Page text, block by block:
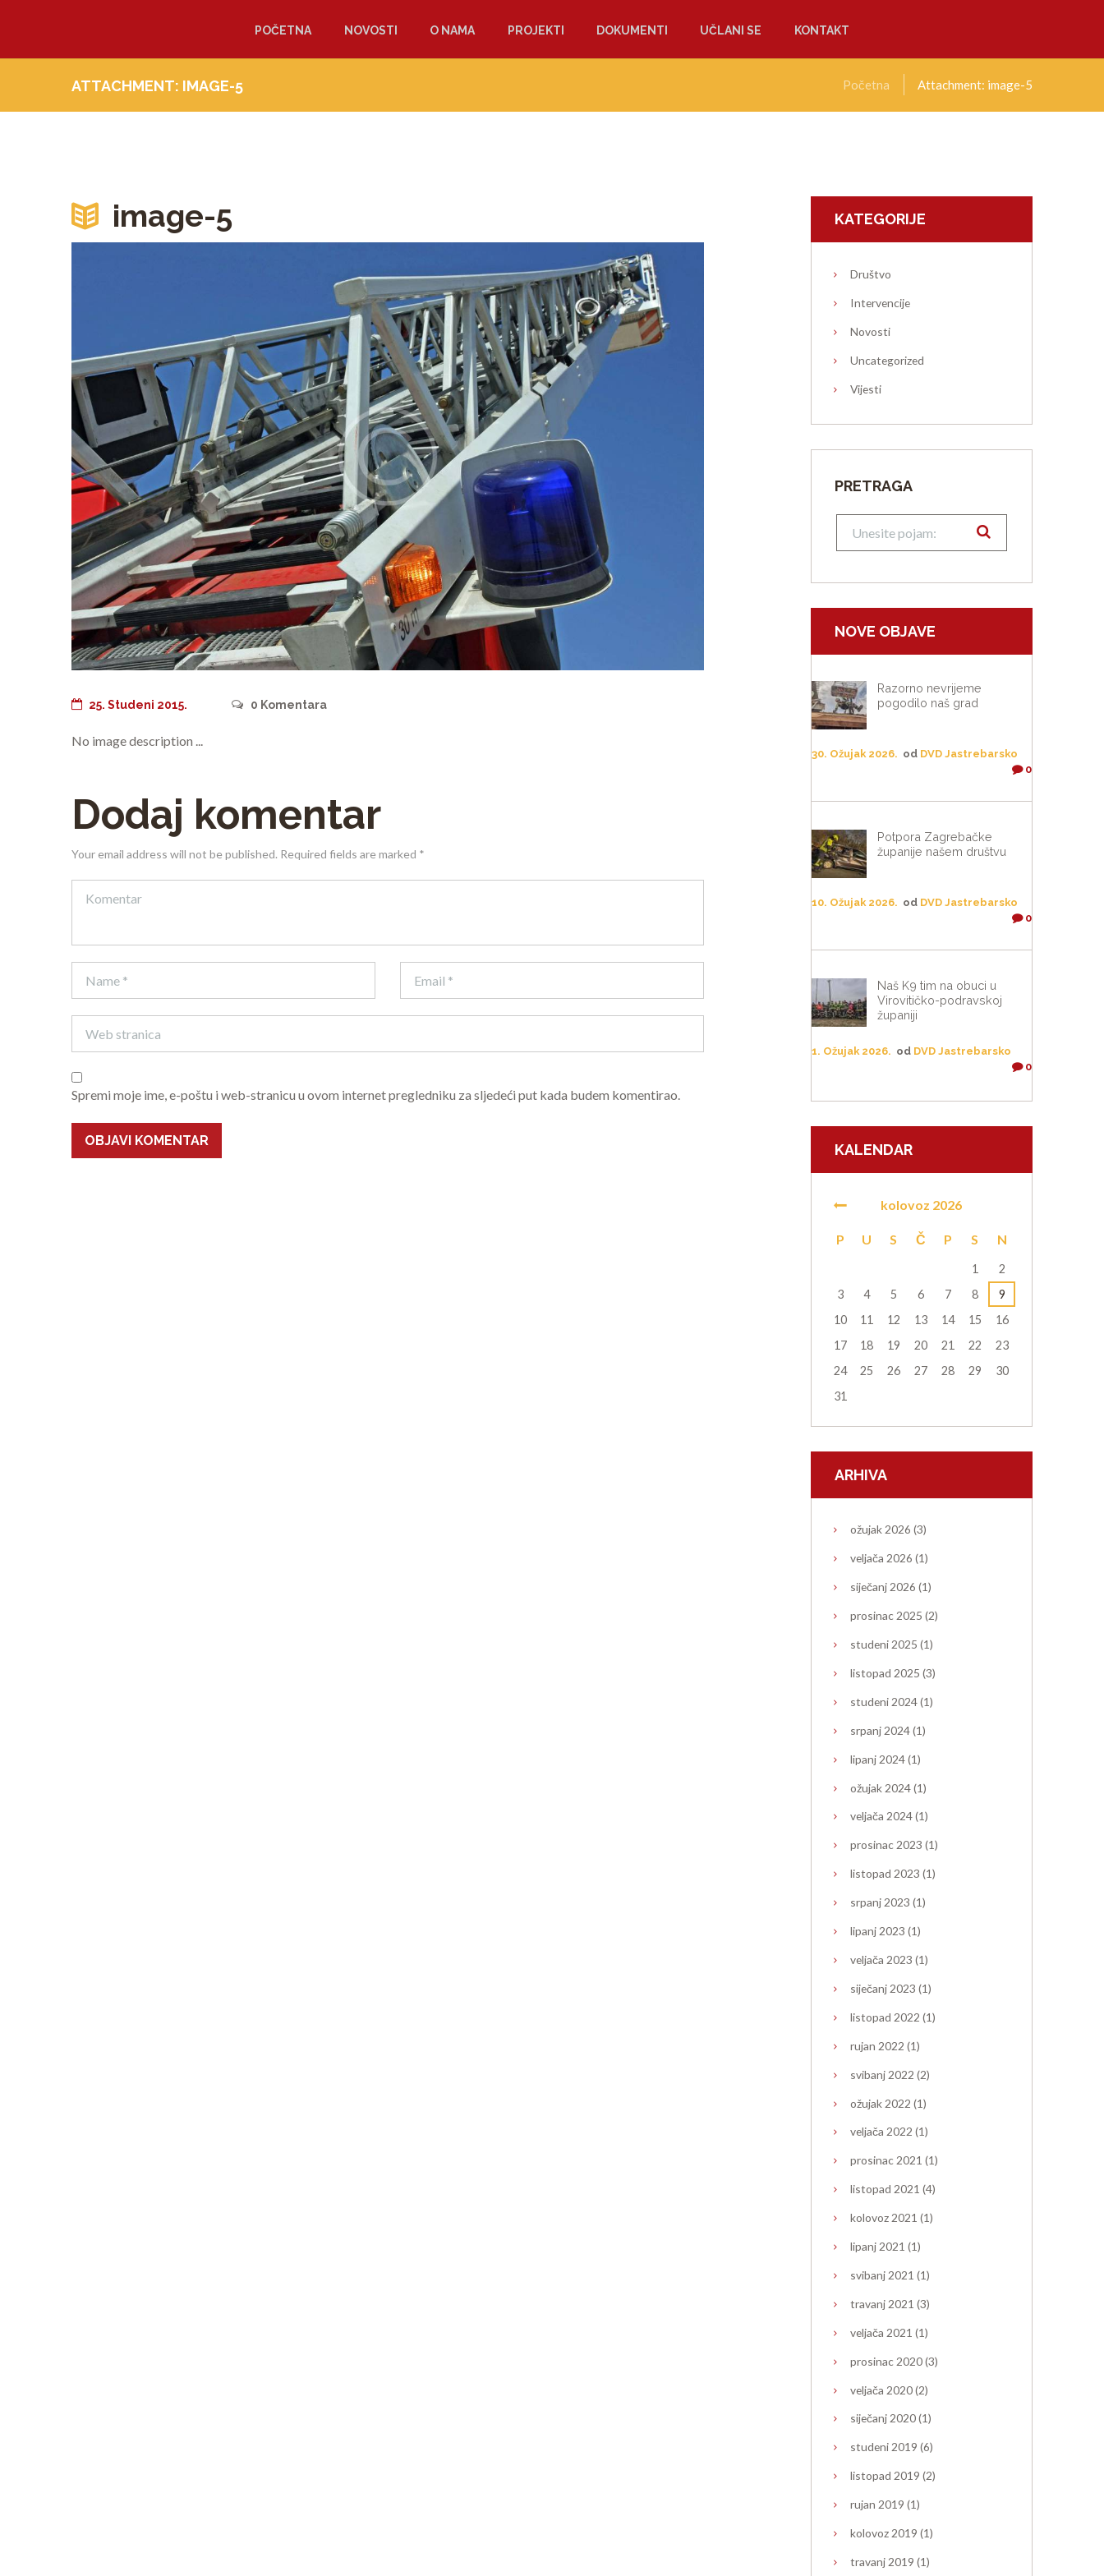
POČETNA NOVOSTI O NAMA PROJEKTI DOKUMENTI UČLANI SE KONTAKT
ATTACHMENT: IMAGE-5 Početna Attachment: image-5
image-5
Next item
25. Studeni 2015. 0 Komentara
No image description ...
Dodaj komentar
Your email address will not be published. Required fields are marked *
Spremi moje ime, e-poštu i web-stranicu u ovom internet pregledniku za sljedeći put kada budem komentirao.
KATEGORIJE
Društvo
Intervencije
Novosti
Uncategorized
Vijesti
PRETRAGA
NOVE OBJAVE
Razorno nevrijeme
pogodilo naš grad
30. Ožujak 2026. od DVD Jastrebarsko
0
Potpora Zagrebačke
županije našem društvu
10. Ožujak 2026. od DVD Jastrebarsko
0
Naš K9 tim na obuci u
Virovitičko-podravskoj
županiji
1. Ožujak 2026. od DVD Jastrebarsko
0
KALENDAR
kolovoz 2026
P U S Č P S N
1
2
3
4 5 6 7 8
9
10
11 12 13 14 15
16
17
18 19 20 21 22
23
24
25 26 27 28 29
30
31
ARHIVA
ožujak 2026 (3)
veljača 2026 (1)
siječanj 2026 (1)
prosinac 2025 (2)
studeni 2025 (1)
listopad 2025 (3)
studeni 2024(1)
srpanj 2024(1)
lipanj 2024(1)
ožujak 2024(1)
veljača 2024(1)
prosinac 2023 (1)
listopad 2023 (1)
srpanj 2023 (1)
lipanj 2023 (1)
veljača 2023 (1)
siječanj 2023 (1)
listopad 2022 (1)
rujan 2022 (1)
svibanj 2022 (2)
ožujak 2022 (1)
veljača 2022 (1)
prosinac 2021 (1)
listopad 2021 (4)
kolovoz 2021 (1)
lipanj 2021 (1)
svibanj 2021 (1)
travanj 2021 (3)
veljača 2021 (1)
prosinac 2020(3)
veljača 2020(2)
siječanj2020(1)
studeni 2019 (6)
listopad 2019 (2)
rujan 2019 (1)
kolovoz 2019 (1)
travanj 2019 (1)